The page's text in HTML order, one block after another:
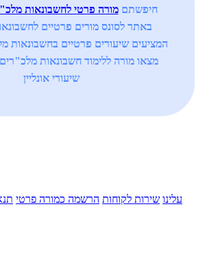
חיפשתםמורה פרטי לחשבונאות
באתר לסונס מורים פרטיים
המציעים שיעורים פרטיים בחשבונאות
מצאו מורה ללימוד חשבונאות
שיעורי אונליין
עלינו שירות לקוחות הרשמה כמורה פרטי